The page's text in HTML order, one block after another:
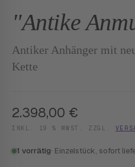
"Antike
Antiker Anhänger mit
Kette
2.398,00 €
INKL. 19 % MWST. ZZGL.
1 vorrätig· Einzelstück, sofort